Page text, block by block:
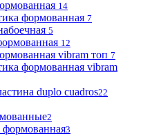
14
формованная 7
5
12
vibram топ 7
формованная vibram
duplo cuadros22
2
формованная3